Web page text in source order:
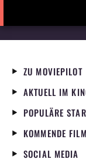
ZU MOVIEPILOT
AKTUELL IM
POPULÄRE
KOMMENDE
SOCIAL MEDIA